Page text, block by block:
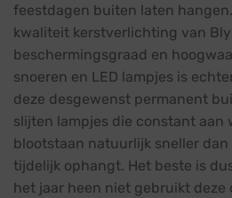
feestdagen buiten laten
kwaliteit kerstverlichting van
beschermingsgraad en
snoeren en LED lampjes is
deze desgewenst permanent
slijten lampjes die constant aan
blootstaan natuurlijk sneller
tijdelijk ophangt. Het beste is
het jaar heen niet gebruikt deze